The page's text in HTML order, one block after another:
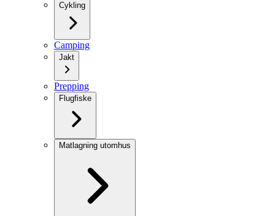
Cykling
Camping
Jakt
Prepping
Flugfiske
Matlagning utomhus